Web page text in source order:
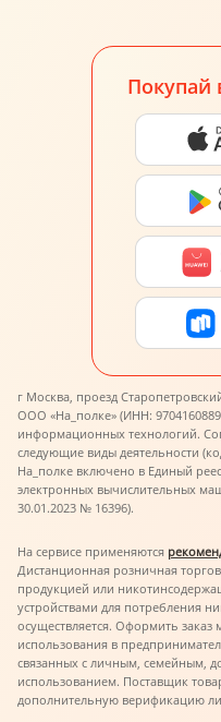
Покупай
г Москва, проезд
ООО «На_полке» (ИНН:
информационных технологий.
следующие виды деятельности
На_полке включено в Единый
электронных вычислительных
30.01.2023 № 16396).
На сервисе применяются
Дистанционная розничная
продукцией или
устройствами для потребления
осуществляется. Оформить заказ
использования в
связанных с личным, семейным,
использованием. Поставщик
дополнительную верификацию